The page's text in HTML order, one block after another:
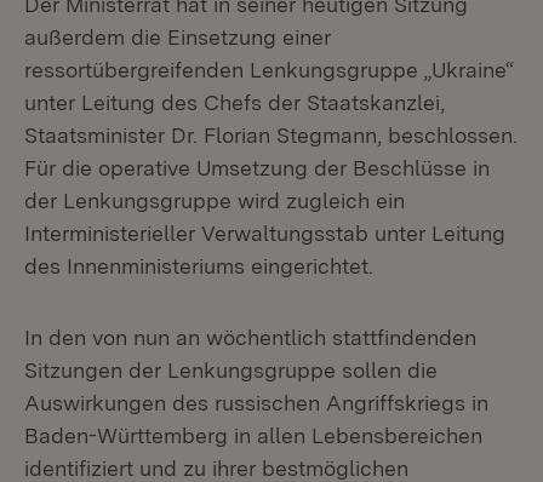
außerdem die Einsetzung einer
ressortübergreifenden Lenkungsgruppe „Ukraine“
unter Leitung des Chefs der Staatskanzlei,
Staatsminister Dr. Florian Stegmann, beschlossen.
Für die operative Umsetzung der Beschlüsse in
der Lenkungsgruppe wird zugleich ein
Interministerieller Verwaltungsstab unter Leitung
des Innenministeriums eingerichtet.
In den von nun an wöchentlich stattfindenden
Sitzungen der Lenkungsgruppe sollen die
Auswirkungen des russischen Angriffskriegs in
Baden-Württemberg in allen Lebensbereichen
identifiziert und zu ihrer bestmöglichen